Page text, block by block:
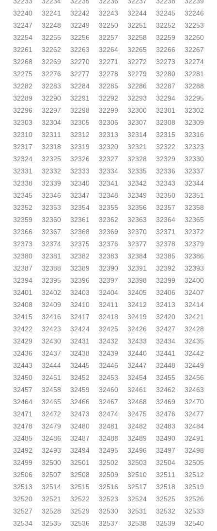
32240
32241 32242 32243 32244 32245
32246
32247
32248 32249 32250 32251 32252
32253
32254
32255 32256 32257 32258 32259
32260
32261
32262 32263 32264 32265 32266
32267
32268
32269 32270 32271 32272 32273
32274
32275
32276 32277 32278 32279 32280
32281
32282
32283 32284 32285 32286 32287
32288
32289
32290 32291 32292 32293 32294
32295
32296
32297 32298 32299 32300 32301
32302
32303
32304 32305 32306 32307 32308
32309
32310
32311 32312 32313 32314 32315
32316
32317
32318 32319 32320 32321 32322
32323
32324
32325 32326 32327 32328 32329
32330
32331
32332 32333 32334 32335 32336
32337
32338
32339 32340 32341 32342 32343
32344
32345
32346 32347 32348 32349 32350
32351
32352
32353 32354 32355 32356 32357
32358
32359
32360 32361 32362 32363 32364
32365
32366
32367 32368 32369 32370 32371
32372
32373
32374 32375 32376 32377 32378
32379
32380
32381 32382 32383 32384 32385
32386
32387
32388 32389 32390 32391 32392
32393
32394
32395 32396 32397 32398 32399
32400
32401
32402 32403 32404 32405 32406
32407
32408
32409 32410 32411 32412 32413
32414
32415
32416 32417 32418 32419 32420
32421
32422
32423 32424 32425 32426 32427
32428
32429
32430 32431 32432 32433 32434
32435
32436
32437 32438 32439 32440 32441
32442
32443
32444 32445 32446 32447 32448
32449
32450
32451 32452 32453 32454 32455
32456
32457
32458 32459 32460 32461 32462
32463
32464
32465 32466 32467 32468 32469
32470
32471
32472 32473 32474 32475 32476
32477
32478
32479 32480 32481 32482 32483
32484
32485
32486 32487 32488 32489 32490
32491
32492
32493 32494 32495 32496 32497
32498
32499
32500 32501 32502 32503 32504
32505
32506
32507 32508 32509 32510 32511
32512
32513
32514 32515 32516 32517 32518
32519
32520
32521 32522 32523 32524 32525
32526
32527
32528 32529 32530 32531 32532
32533
32534
32535 32536 32537 32538 32539
32540